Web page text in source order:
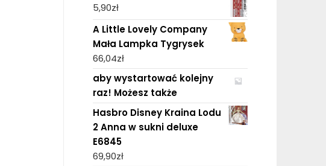
5,90zł
A Little Lovely Company
Mała Lampka Tygrysek
66,04zł
aby wystartować kolejny
raz! Możesz także
Hasbro Disney Kraina Lodu
2 Anna w sukni deluxe
E6845
69,90zł